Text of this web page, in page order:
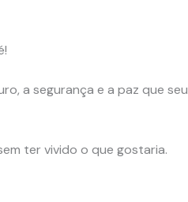
a segurança e a paz que seu
ter vivido o que gostaria.